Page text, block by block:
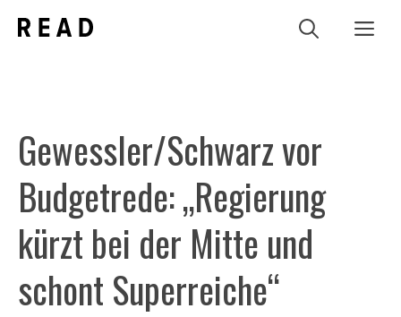
Inhalt
Gewessler/Schwarz vor
Budgetrede: „Regierung
kürzt bei der Mitte und
schont Superreiche“